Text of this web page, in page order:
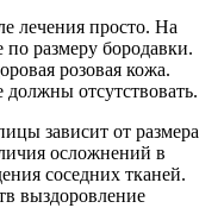
лечения просто. На
по размеру бородавки.
розовая кожа.
отсутствовать.
зависит от размера
осложнений в
соседних тканей.
выздоровление